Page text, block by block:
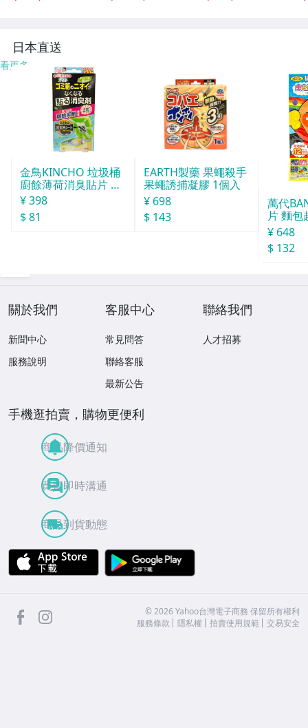
日本直送
看更多
金鳥KINCHO 垃圾桶
廚餘薄荷消臭貼片 約
30天分
¥ 398
$ 81
EARTH製藥 果蠅殺手
果蠅誘捕凝膠 1個入
¥ 698
$ 143
萬代
片 麵包
¥ 648
$ 132
關於我們
新聞中心
服務說明
客服中心
常見問答
聯絡客服
最新公告
聯絡我們
人才招募
手機逛拍賣，購物更便利
商品降價通知
買賣即時溝通
商品到貨動態
APP Store
facebook ©2026 Yahoo台灣電子商務 保留所有權利
服務條款
隱私權 拍賣使用規範 交易安全